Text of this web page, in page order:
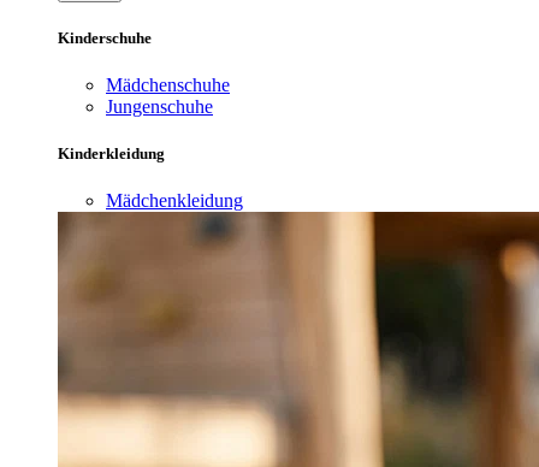
Kinderschuhe
Mädchenschuhe
Jungenschuhe
Kinderkleidung
Mädchenkleidung